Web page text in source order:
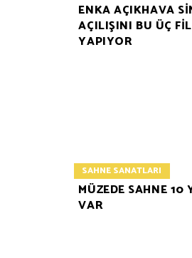
ENKA AÇIKHAVA
AÇILIŞINI BU ÜÇ
YAPIYOR
SAHNE SANATLARI
MÜZEDE SAHNE 10
VAR